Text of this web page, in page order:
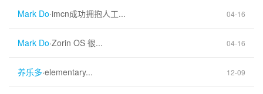
Mark Do·imcn成功拥抱人工... 04-16
Mark Do·Zorin OS 很... 04-16
养乐多·elementary... 12-09